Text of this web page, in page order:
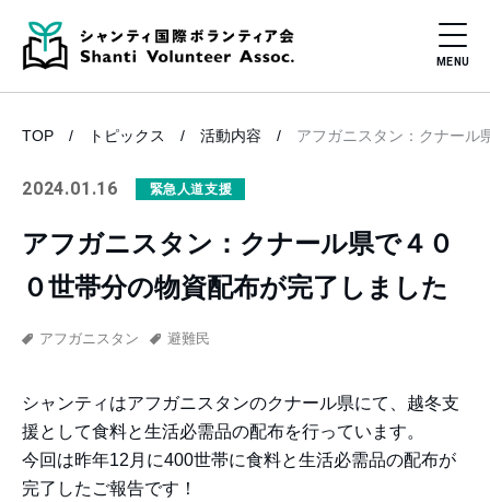
TOP トピックス 活動内容 アフガニスタン：クナール
2024.01.16 緊急人道支援
アフガニスタン：クナール県で４０
０世帯分の物資配布が完了しました
アフガニスタン 避難民
シャンティはアフガニスタンのクナール県にて、越冬支
援として食料と生活必需品の配布を行っています。
今回は昨年12月に400世帯に食料と生活必需品の配布が
完了したご報告です！